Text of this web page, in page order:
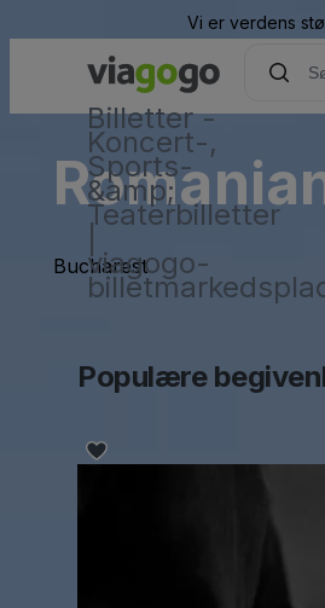
Vi er verdens
Billetter -
Koncert-,
Sports-
&amp;
Teaterbilletter
viagogo-
Bucharest
Populære